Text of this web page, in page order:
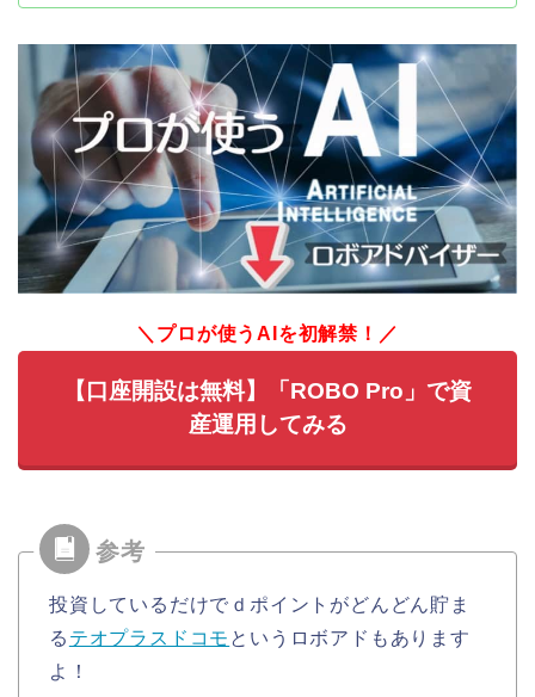
＼プロが使うAIを初解禁！／
【口座開設は無料】「ROBO Pro」で資
産運用してみる
投資しているだけでｄポイントがどんどん貯ま
る テオプラスドコモ というロボアドもあります
よ！